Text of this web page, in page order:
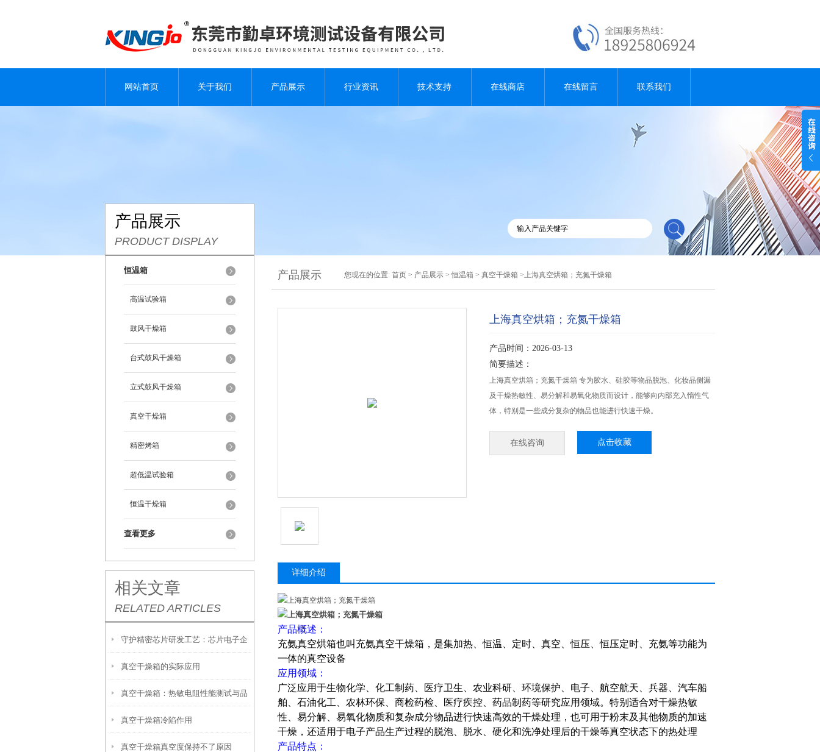
网站首页 关于我们 产品展示 行业资讯 技术支持 在线商店 在线留言 联系我们
产品展示
PRODUCT DISPLAY
恒温箱
高温试验箱
鼓风干燥箱
台式鼓风干燥箱
立式鼓风干燥箱
真空干燥箱
精密烤箱
超低温试验箱
恒温干燥箱
查看更多
相关文章
RELATED ARTICLES
守护精密芯片研发工艺：芯片电子企
业为何普遍选用勤卓真空干燥箱
真空干燥箱的实际应用
真空干燥箱：热敏电阻性能测试与品
质保障的精密利器
真空干燥箱冷陷作用
真空干燥箱真空度保持不了原因
产品展示 您现在的位置: 首页 > 产品展示 >恒温箱 > 真空干燥箱 >上海真空烘箱；充氮干燥箱
上海真空烘箱；充氮干燥箱
产品时间：2026-03-13
简要描述：
上海真空烘箱；充氮干燥箱 专为胶水、硅胶等物品脱泡、化妆品侧漏
及干燥热敏性、易分解和易氧化物质而设计，能够向内部充入惰性气
体，特别是一些成分复杂的物品也能进行快速干燥。
在线咨询 点击收藏
详细介绍
产品概述：
充氨真空烘箱也叫充氨真空干燥箱，是集加热、恒温、定时、真空、恒压、恒压定时、充氨等功能为
一体的真空设备
应用领域：
广泛应用于生物化学、化工制药、医疗卫生、农业科研、环境保护、电子、航空航天、兵器、汽车船
舶、石油化工、农林环保、商检药检、医疗疾控、药品制药等研究应用领域。特别适合对干燥热敏
性、易分解、易氧化物质和复杂成分物品进行快速高效的干燥处理，也可用于粉末及其他物质的加速
干燥，还适用于电子产品生产过程的脱泡、脱水、硬化和洗净处理后的干燥等真空状态下的热处理
产品特点：